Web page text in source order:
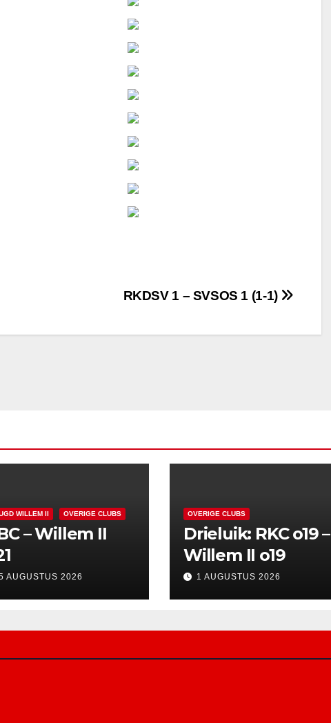
RKDSV 1 – SVSOS 1 (1-1)
WILLEM II OVERIGE CLUBS
– Willem II
AUGUSTUS 2026
OVERIGE CLUBS
Drieluik: RKC o19 –
Willem II o19
1 AUGUSTUS 2026